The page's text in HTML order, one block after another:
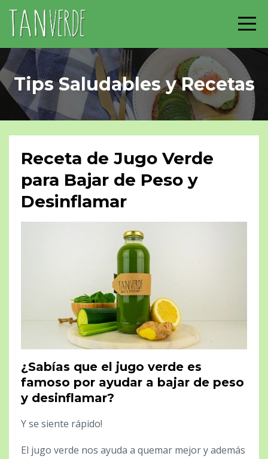
Tips Saludables y Recetas
Receta de Jugo Verde
para Bajar de Peso y
Desinflamar
¿Sabías que el jugo verde es
famoso por ayudar a bajar de peso
y desinflamar?
Y se siente rápido!
El jugo verde nos ayuda a quemar mejor y además